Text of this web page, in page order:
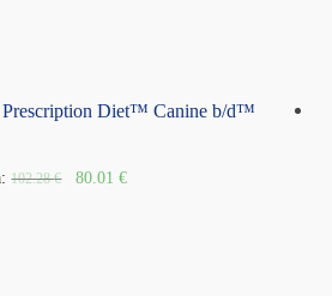
Diet™ Canine b/d™
102.28€ 80.01€